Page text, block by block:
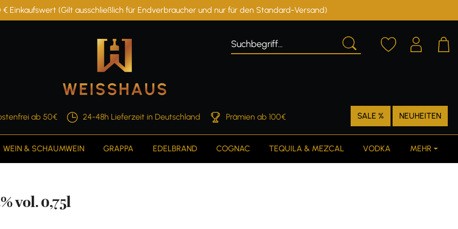
Einkaufswert (Gilt ausschließlich für Endverbraucher und nur für den Standard-Versand)
ab 50€ 24-48h Lieferzeit in Deutschland Prämien ab 100€ SALE % NEUHEITEN
WEIN & SCHAUMWEIN GRAPPA EDELBRAND COGNAC TEQUILA & MEZCAL VODKA MEHR
vol. 0,75l